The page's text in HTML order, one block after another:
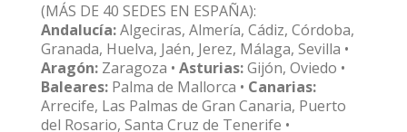
(MÁS DE 40 SEDES EN ESPAÑA):
Andalucía:Algeciras, Almería, Cádiz, Córdoba,
Granada, Huelva, Jaén, Jerez, Málaga, Sevilla •
Aragón: Zaragoza • Asturias:Gijón, Oviedo •
Baleares: Palma de Mallorca • Canarias:
Arrecife, Las Palmas de Gran Canaria, Puerto
del Rosario, Santa Cruz de Tenerife •